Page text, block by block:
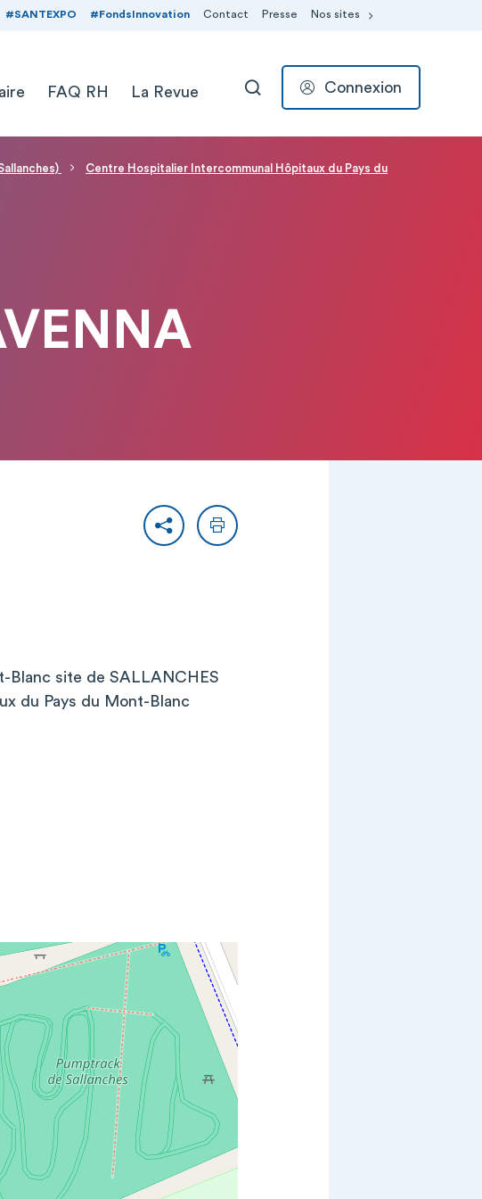
#SANTEXPO #FondsInnovation Contact Presse Nos sites
FAQ RH La Revue RECHERCHER
Connexion
Centre Hospitalier Intercommunal Hôpitaux du Pays du
PartagerImprimer
Blanc site de SALLANCHES
du Pays du Mont-Blanc